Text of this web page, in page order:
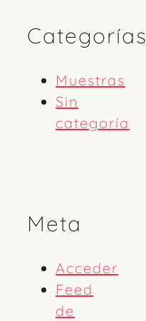
Categorías
Muestras
Sin
categoría
Meta
Acceder
Feed
de